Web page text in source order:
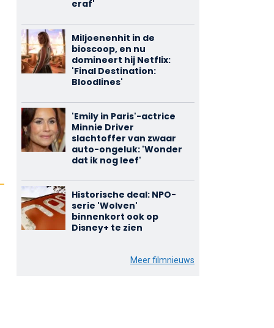
eraf'
Miljoenenhit in de
bioscoop, en nu
domineert hij Netflix:
'Final Destination:
Bloodlines'
'Emily in Paris'-actrice
Minnie Driver
slachtoffer van zwaar
auto-ongeluk: 'Wonder
dat ik nog leef'
Historische deal: NPO-
serie 'Wolven'
binnenkort ook op
Disney+ te zien
Meer filmnieuws